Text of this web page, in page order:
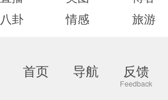
八卦 情感 旅游
首页 导航 反馈